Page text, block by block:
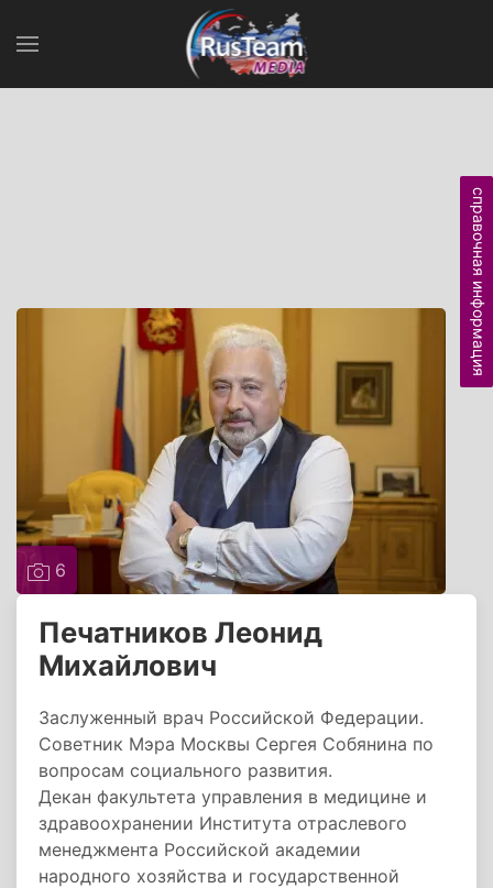
6
Печатников Леонид
Михайлович
Заслуженный врач Российской Федерации.
Советник Мэра Москвы Сергея Собянина по
вопросам социального развития.
Декан факультета управления в медицине и
здравоохранении Института отраслевого
менеджмента Российской академии
народного хозяйства и государственной
справочная информация